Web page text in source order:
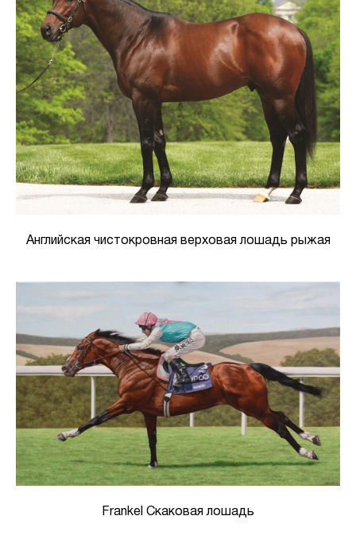
Английская чистокровная верховая лошадь рыжая
Frankel Скаковая лошадь